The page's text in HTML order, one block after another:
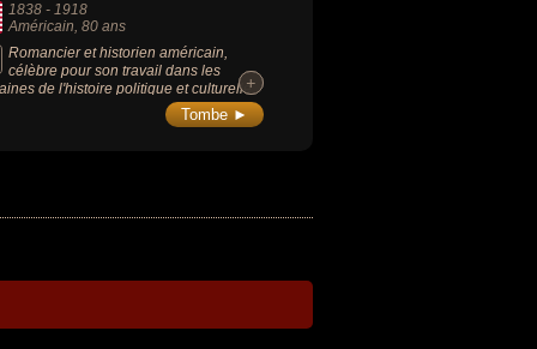
1838 -1918
Américain, 80 ans
Romancier et historien américain,
célèbre pour son travail dans les
de l'histoire politique et culturelle
du XIXe siècle et pour son livre
Education of Henry Adams", qui a
+
+
Tombe ►